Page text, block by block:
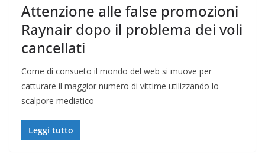
Attenzione alle false promozioni
Raynair dopo il problema dei voli
cancellati
Come di consueto il mondo del web si muove per
catturare il maggior numero di vittime utilizzando lo
scalpore mediatico
Leggi tutto